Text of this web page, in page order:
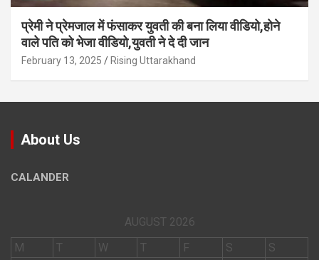
प्रेमी ने प्रेमजाल में फंसाकर युवती की बना लिया वीडियो,होने
वाले पत‍ि को भेजा वीड‍ियो,युवती ने दे दी जान
February 13, 2025 Rising Uttarakhand
About Us
CALANDER
AUGUST 2026
M
T W T F S
S